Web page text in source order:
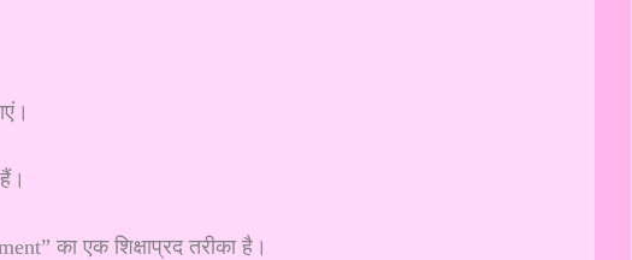
का एक शिक्षाप्रद तरीका है।